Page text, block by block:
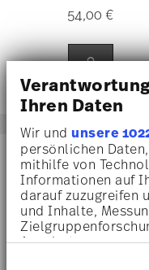
Ihren Daten
Wir undunsere
persönlichen
mithilfe von
Informationen auf
darauf zuzugreifen
und Inhalte,
Angeboten zu
54,00 €
-25%